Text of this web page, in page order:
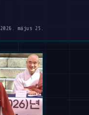
2026. május 25.